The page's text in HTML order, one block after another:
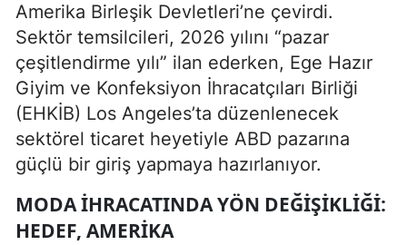
Amerika Birleşik Devletleri’ne çevirdi.
Sektör temsilcileri, 2026 yılını “pazar
çeşitlendirme yılı” ilan ederken, Ege Hazır
Giyim ve Konfeksiyon İhracatçıları Birliği
(EHKİB) Los Angeles’ta düzenlenecek
sektörel ticaret heyetiyle ABD pazarına
güçlü bir giriş yapmaya hazırlanıyor.
MODA IHRACATINDA YÖN DEĞIŞIKLIĞI:
HEDEF, AMERIKA